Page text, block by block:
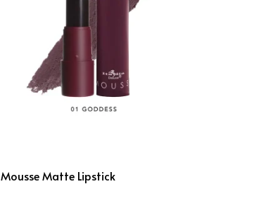
Mousse Matte Lipstick